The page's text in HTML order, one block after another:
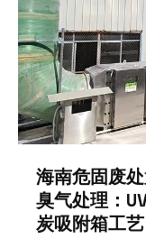
海南危固废
臭气处理：
炭吸附箱工艺